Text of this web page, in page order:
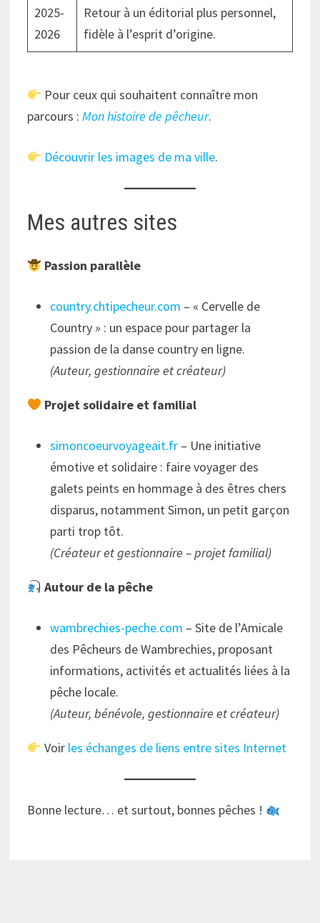
2025-
2026
Retour à un éditorial plus personnel,
fidèle à l’esprit d’origine.
Pour ceux qui souhaitent connaître mon
parcours : Mon histoire de pêcheur.
Découvrir les images de ma ville.
Mes autres sites
Passion parallèle
country.chtipecheur.com – « Cervelle de
Country » : un espace pour partager la
passion de la danse country en ligne.
(Auteur, gestionnaire et créateur)
Projet solidaire et familial
simoncoeurvoyageait.fr– Une initiative
émotive et solidaire : faire voyager des
galets peints en hommage à des êtres chers
disparus, notamment Simon, un petit garçon
parti trop tôt.
(Créateur et gestionnaire – projet familial)
Autour de la pêche
wambrechies-peche.com – Site de l’Amicale
des Pêcheurs de Wambrechies, proposant
informations, activités et actualités liées à la
pêche locale.
(Auteur, bénévole, gestionnaire et créateur)
Voir les échanges de liens entre sites Internet
Bonne lecture… et surtout, bonnes pêches !